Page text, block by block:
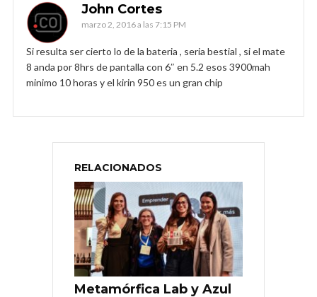
John Cortes
marzo 2, 2016 a las 7:15 PM
Si resulta ser cierto lo de la bateria , seria bestial , si el mate
8 anda por 8hrs de pantalla con 6″ en 5.2 esos 3900mah
minimo 10 horas y el kirin 950 es un gran chip
RELACIONADOS
Metamórfica Lab y Azul